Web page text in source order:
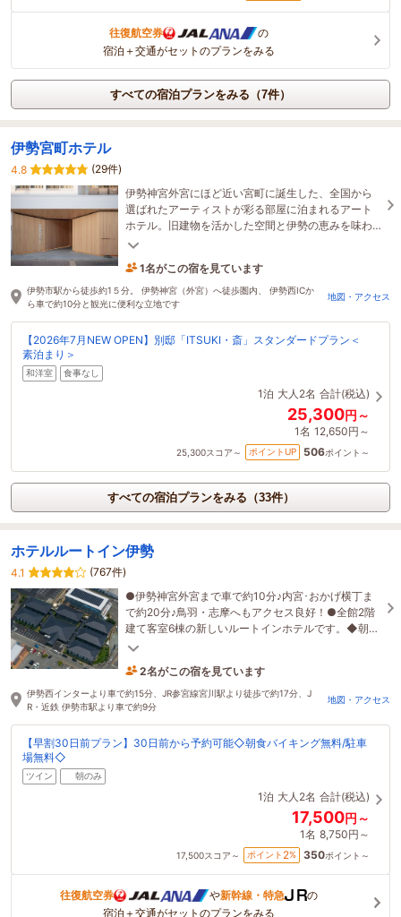
往復航空券
の
宿泊＋交通がセットのプランをみる
すべての宿泊プランをみる（7件）
伊勢宮町ホテル
4.8
(29件)
伊勢神宮外宮にほど近い宮町に誕生した、全国から
選ばれたアーティストが彩る部屋に泊まれるアート
ホテル。旧建物を活かした空間と伊勢の恵みを味わ
う朝食で、旅の記憶に残るひとときをお過ごしくだ
1名がこの宿を見ています
3時間前に予約されました
伊勢市駅から徒歩約1５分。 伊勢神宮（外宮）へ徒歩圏内、 伊勢西ICか
ら車で約10分と観光に便利な立地です
地図・アクセス
【2026年7月NEW OPEN】別邸「ITSUKI・斎」スタンダードプラン＜
素泊まり＞
和洋室 食事なし
1泊 大人2名 合計(税込)
25,300円～
1名 12,650円～
25,300スコア～ ポイントUP 506ポイント～
すべての宿泊プランをみる（33件）
ホテルルートイン伊勢
4.1
(767件)
●伊勢神宮外宮まで車で約10分♪内宮･おかげ横丁ま
で約20分♪鳥羽・志摩へもアクセス良好！●全館2階
建て客室6棟の新しいルートインホテルです。◆朝食
バイキング無料◆大浴場完備
2名がこの宿を見ています
3時間前に予約されました
伊勢西インターより車で約15分、JR参宮線宮川駅より徒歩で約17分、J
R・近鉄 伊勢市駅より車で約9分
地図・アクセス
【早割30日前プラン】30日前から予約可能◇朝食バイキング無料/駐車
場無料◇
ツイン 朝のみ
1泊 大人2名 合計(税込)
17,500円～
1名 8,750円～
17,500スコア～ ポイント 2% 350ポイント～
往復航空券 や新幹線・特急
の
宿泊＋交通がセットのプランをみる